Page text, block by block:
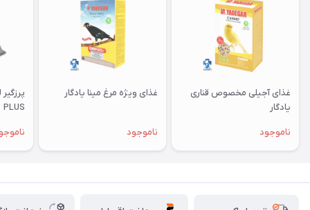
غذای آجیلی مخصوص قناری
یادگار
ناموجود
غذای ویژه مرغ مینا یادگار
ناموجود
PLUS